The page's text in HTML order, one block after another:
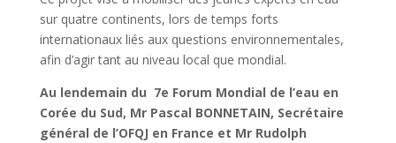
sur quatre continents, lors de temps forts
internationaux liés aux questions environnementales,
afin d’agir tant au niveau local que mondial.
Au lendemain du 7e Forum Mondial de l’eau en
Corée du Sud, Mr Pascal BONNETAIN, Secrétaire
général de l’OFQJ en France et Mr Rudolph